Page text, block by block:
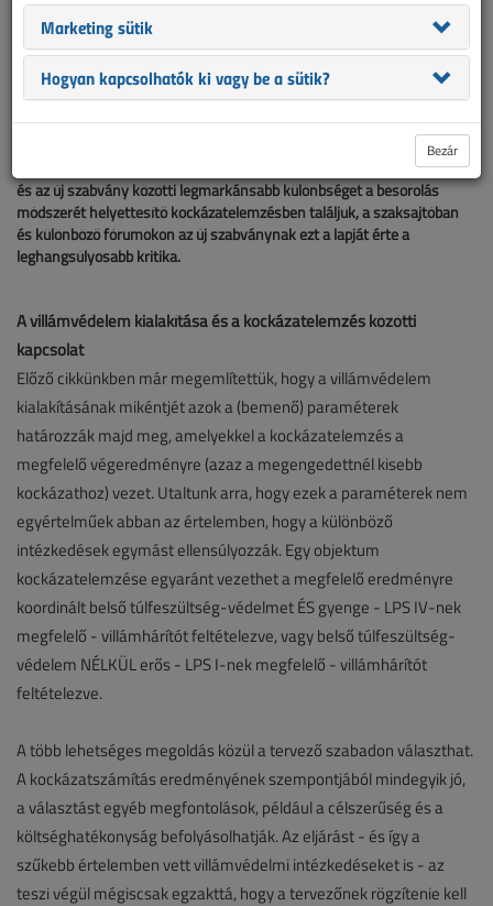
régi és...
Miután hosszasan foglalkoztunk a kockázatelemzéssel,
cikksorozatunkat az MSZ EN 62305 szabványsorozat 3. lapjának
alapvetően a külső villámvédelem kialakításával foglalkozik. Bár a régi
és az új szabvány közötti legmarkánsabb különbséget a besorolás
módszerét helyettesítő kockázatelemzésben találjuk, a szaksajtóban
és különböző fórumokon az új szabványnak ezt a lapját érte a
leghangsúlyosabb kritika.
A villámvédelem kialakítása és a kockázatelemzés közötti
kapcsolat
Előző cikkünkben már megemlítettük, hogy a villámvédelem
kialakításának mikéntjét azok a (bemenő) paraméterek
határozzák majd meg, amelyekkel a kockázatelemzés a
megfelelő végeredményre (azaz a megengedettnél kisebb
kockázathoz) vezet. Utaltunk arra, hogy ezek a paraméterek nem
egyértelműek abban az értelemben, hogy a különböző
intézkedések egymást ellensúlyozzák. Egy objektum
kockázatelemzése egyaránt vezethet a megfelelő eredményre
koordinált belső túlfeszültség-védelmet ÉS gyenge - LPS IV-nek
megfelelő - villámhárítót feltételezve, vagy belső túlfeszültség-
védelem NÉLKÜL erős - LPS I-nek megfelelő - villámhárítót
feltételezve.
A több lehetséges megoldás közül a tervező szabadon választhat.
A kockázatszámítás eredményének szempontjából mindegyik jó,
a választást egyéb megfontolások, például a célszerűség és a
költséghatékonyság befolyásolhatják. Az eljárást - és így a
szűkebb értelemben vett villámvédelmi intézkedéseket is - az
teszi végül mégiscsak egzakttá, hogy a tervezőnek rögzítenie kell
Marketing sütik
Hogyan kapcsolhatók ki vagy be a sütik?
Bezár